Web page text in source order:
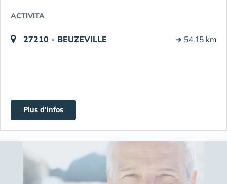
ACTIVITA
27210 - BEUZEVILLE ➔ 54.15 km
Plus d'infos